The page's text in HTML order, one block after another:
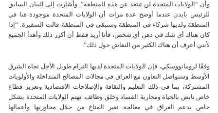
وأن “الولايات المتحدة لن تبتعد عن هذه المنطقة”. وأشارت إلى البيان السابق
للرئيس بايدن عندما أوضح عدة مرات أن الولايات المتحدة موجودة هنا في
المنطقة ولديها شركاء في المنطقة وستبقى في المنطقة. قالت السفيرة: “إذا
كان هناك أي شك في ذهن أي شخص، فأنا أريد فقط أن أكرر ذلك وأهدأ الجميع
لأنني أعرف أن هناك الكثير من النقاش حول ذلك”.
وفقًا لرومانووسكي، فإن الولايات المتحدة لديها التزام طويل الأجل تجاه الشرق
الأوسط وستواصل التعاون مع العراق في مجالات المصالح المتداخلة والأولويات
المشتركة، بما في ذلك التعليم والثقافة والإصلاحات الاقتصادية وتعزيز قطاع
خاص نابض بالحياة ومحاربة الفساد وخلق وظائف. تهتم الولايات المتحدة بشكل
خاص بدعم العراق في معالجة تغير المناخ من خلال محاوريها وأعمالها